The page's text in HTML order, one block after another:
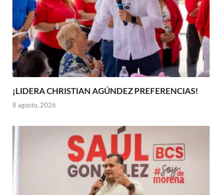
¡LIDERA CHRISTIAN AGÚNDEZ PREFERENCIAS!
8 agosto, 2026